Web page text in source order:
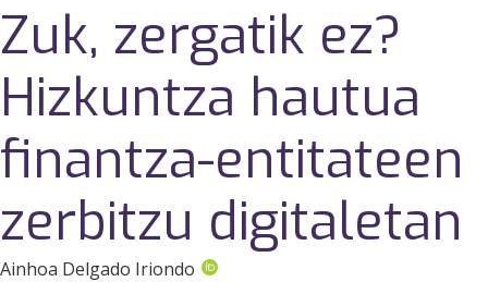
Zuk, zergatik ez?
Hizkuntza hautua
finantza-entitateen
zerbitzu digitaletan
Ainhoa Delgado Iriondo